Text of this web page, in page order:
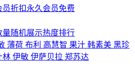
员折扣永久会员免费
量随机展示热度排行